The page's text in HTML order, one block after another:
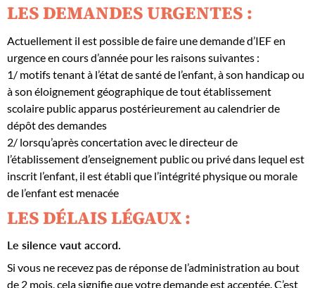
LES DEMANDES URGENTES :
Actuellement il est possible de faire une demande d’IEF en
urgence en cours d’année pour les raisons suivantes :
1/ motifs tenant à l’état de santé de l’enfant, à son handicap ou
à son éloignement géographique de tout établissement
scolaire public apparus postérieurement au calendrier de
dépôt des demandes
2/ lorsqu’après concertation avec le directeur de
l’établissement d’enseignement public ou privé dans lequel est
inscrit l’enfant, il est établi que l’intégrité physique ou morale
de l’enfant est menacée
LES DÉLAIS LÉGAUX :
Le silence vaut accord.
Si vous ne recevez pas de réponse de l’administration au bout
de 2 mois, cela signifie que votre demande est acceptée. C’est